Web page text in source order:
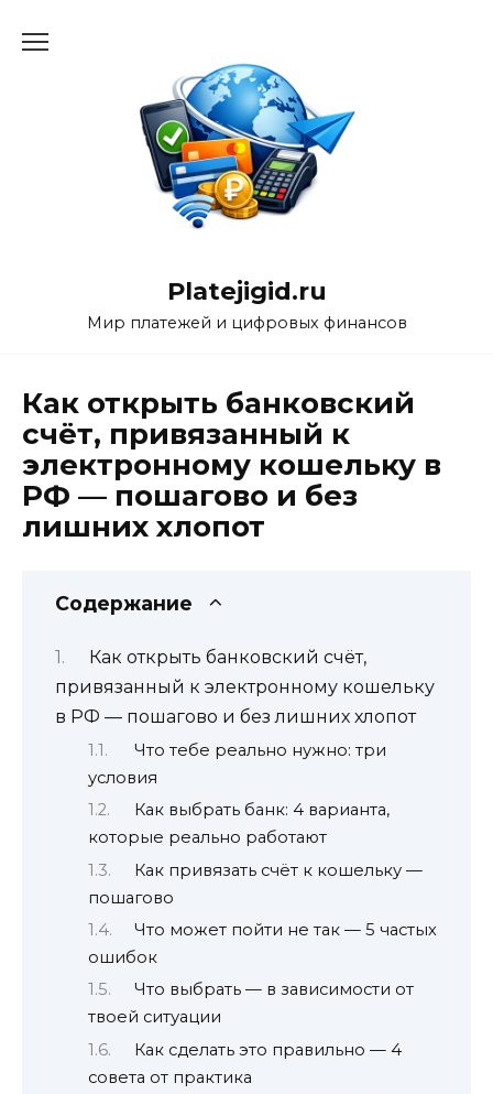
Platejigid.ru
Мир платежей и цифровых финансов
Как открыть банковский
счёт, привязанный к
электронному кошельку в
РФ — пошагово и без
лишних хлопот
Содержание
Как открыть банковский счёт,
привязанный к электронному кошельку
в РФ — пошагово и без лишних хлопот
Что тебе реально нужно: три
условия
Как выбрать банк: 4 варианта,
которые реально работают
Как привязать счёт к кошельку —
пошагово
Что может пойти не так — 5 частых
ошибок
Что выбрать — в зависимости от
твоей ситуации
Как сделать это правильно — 4
совета от практика